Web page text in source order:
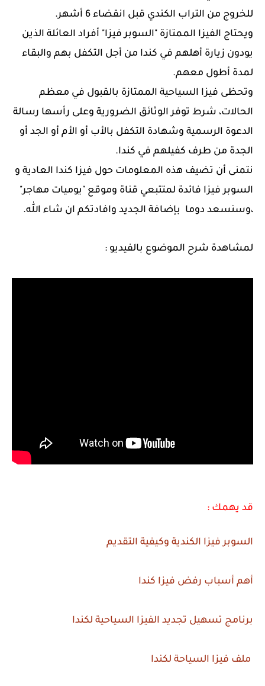
للخروج من التراب الكندي قبل انقضاء 6 أشهر.
ويحتاج الفيزا الممتازة "السوبر فيزا" أفراد العائلة الذين
يودون زيارة أهلهم في كندا من أجل التكفل بهم والبقاء
لمدة أطول معهم.
وتحظى فيزا السياحية الممتازة بالقبول في معظم
الحالات، شرط توفر الوثائق الضرورية وعلى رأسها رسالة
الدعوة الرسمية وشهادة التكفل بالأب أو الأم أو الجد أو
الجدة من طرف كفيلهم في كندا.
نتمنى أن تضيف هذه المعلومات حول فيزا كندا العادية و
السوبر فيزا فائدة لمتتبعي قناة وموقع "يوميات مهاجر"
،وسنسعد دوما بإضافة الجديد وافادتكم ان شاء الله.
لمشاهدة شرح الموضوع بالفيديو :
قد يهمك :
السوبر فيزا الكندية وكيفية التقديم
أهم أسباب رفض فيزا كندا
برنامج تسهيل تجديد الفيزا السياحية لكندا
ملف فيزا السياحة لكندا